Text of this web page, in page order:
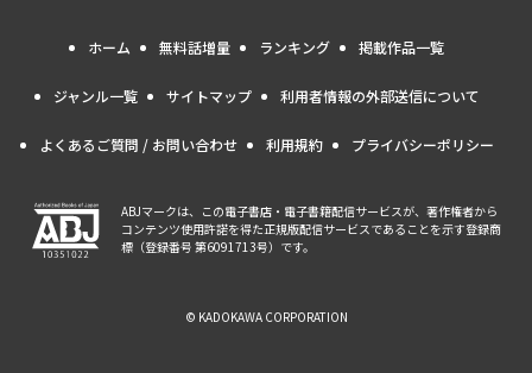
ホーム 無料話増量 ランキング 掲載作品一覧
ジャンル一覧 サイトマップ 利用者情報の外部送信について
よくあるご質問 / お問い合わせ 利用規約 プライバシーポリシー
ABJマークは、この電子書店・電子書籍配信サービスが、著作権者から
コンテンツ使用許諾を得た正規版配信サービスであることを示す登録商
標（登録番号 第6091713号）です。
© KADOKAWA CORPORATION